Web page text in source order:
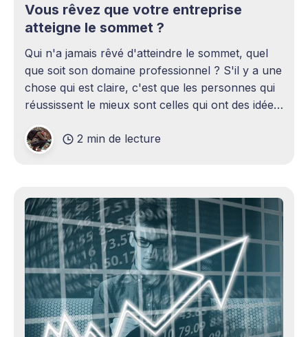
Vous rêvez que votre entreprise
atteigne le sommet ?
Qui n'a jamais rêvé d'atteindre le sommet, quel
que soit son domaine professionnel ? S'il y a une
chose qui est claire, c'est que les personnes qui
réussissent le mieux sont celles qui ont des idées
2 min de lecture